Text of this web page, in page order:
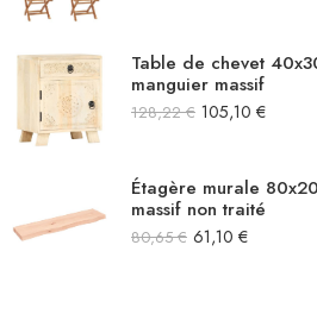
Table de chevet
manguier massif
128,22€ 105,10 €
Étagère murale
massif non traité
80,65€ 61,10 €